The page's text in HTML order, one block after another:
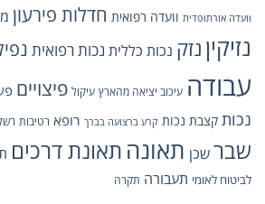
וועדה אורתופדית וועדה רפואית חדלות פירעון
נזיקיןנזק נכות כללית נכות רפואית
עבודה עיכוב יציאה מהארץ עיקול פיצויים
נכות קצבת נכות קרע ברצועה בברך רופא רטיבות
שברשכן תאונה תאונת דרכים
לביטוח לאומי תעבורה תקרה